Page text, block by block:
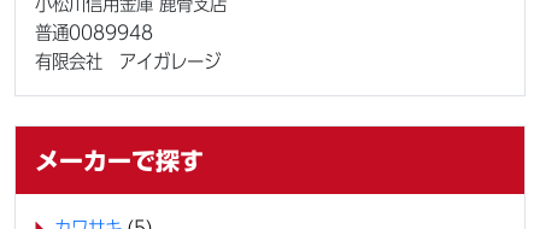
普通0089948
有限会社 アイガレージ
メーカーで探す